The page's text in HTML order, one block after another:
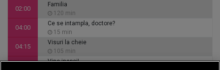
02:00
Familia
120 min
04:00
Ce se intampla, doctore?
15 min
04:15
Visuri la cheie
105 min
Vino inapoi!